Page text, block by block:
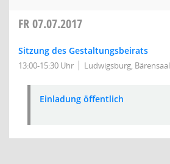
FR07.07.2017
Sitzung des Gestaltungsbeirats
13:00-15:30 Uhr Ludwigsburg, Bärensaal
Einladung öffentlich